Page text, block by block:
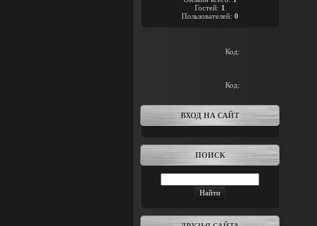
Гостей: 1
Пользователей: 0
Код:
Код:
ВХОД НА САЙТ
ПОИСК